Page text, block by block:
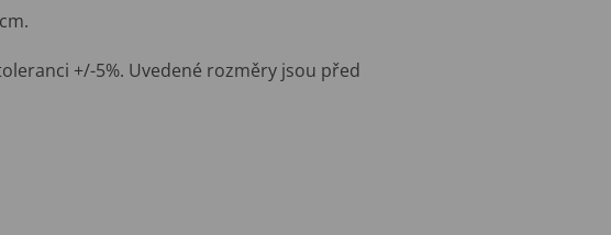
+/-5%. Uvedené rozměry jsou před